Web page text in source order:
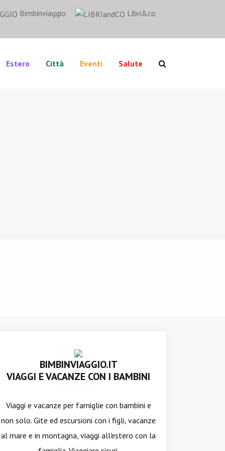
Bimbinviaggio Libri&co
Estero Città Eventi Salute
BIMBINVIAGGIO.IT
VIAGGI E VACANZE CON I BAMBINI
Viaggi e vacanze per famiglie con bambini e
non solo. Gite ed escursioni con i figli, vacanze
al mare e in montagna, viaggi all'estero con la